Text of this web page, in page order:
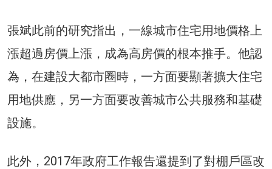
張斌此前的研究指出，一線城市住宅用地價格上
漲超過房價上漲，成為高房價的根本推手。他認
為，在建設大都市圈時，一方面要顯著擴大住宅
用地供應，另一方面要改善城市公共服務和基礎
設施。
此外，2017年政府工作報告還提到了對棚戶區改